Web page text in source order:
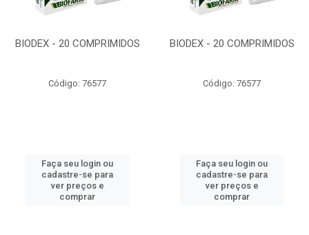
BIODEX - 20 COMPRIMIDOS
Código: 76577
Faça seu login ou
cadastre-se para
ver preços e
comprar
BIODEX - 20 COMPRIMIDOS
Código: 76577
Faça seu login ou
cadastre-se para
ver preços e
comprar